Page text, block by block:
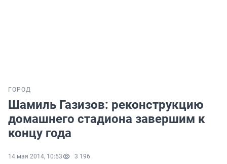
ГОРОД
Шамиль Газизов: реконструкцию
домашнего стадиона завершим к
концу года
14 мая 2014, 10:53 3 196